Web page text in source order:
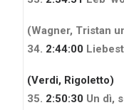
(Wagner, Tristan
34. 2:44:00
(Verdi, Rigoletto)
35. 2:50:30 Un dì,